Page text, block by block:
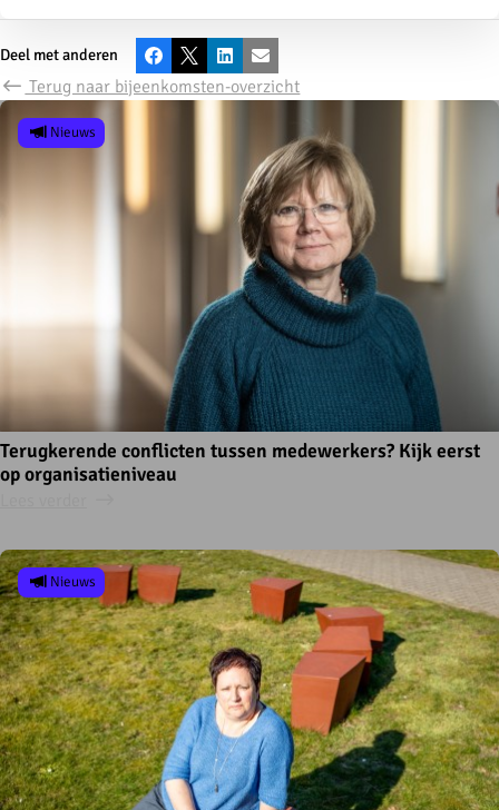
Deel met anderen Facebook
X LinkedInE-mail
Terug naar bijeenkomsten-overzicht
Terugkerende conflicten tussen medewerkers? Kijk eerst
op organisatieniveau
Nieuws
Nieuws